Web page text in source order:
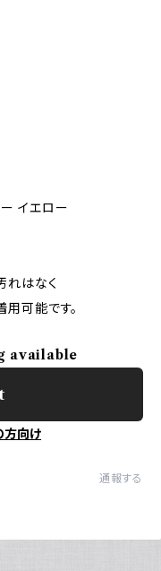
ー イエロー
れはなく
可能です。
available
方向け
通報する